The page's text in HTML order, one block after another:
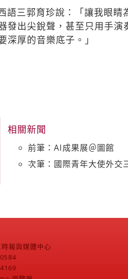
語三郭育珍說：「讓我眼
發出尖銳聲，甚至只用手
深厚的音樂底子。」
相關新聞
前筆：AI成果展＠圖館
次筆：國際青年大使外交
報與媒體中心